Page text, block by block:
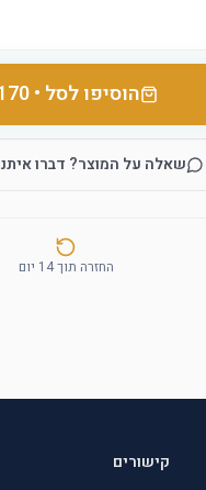
הוסיפו לסל •
‏170 ₪
שאלה על המוצר? דברו
החזרה תוך 14 יום
קישורים